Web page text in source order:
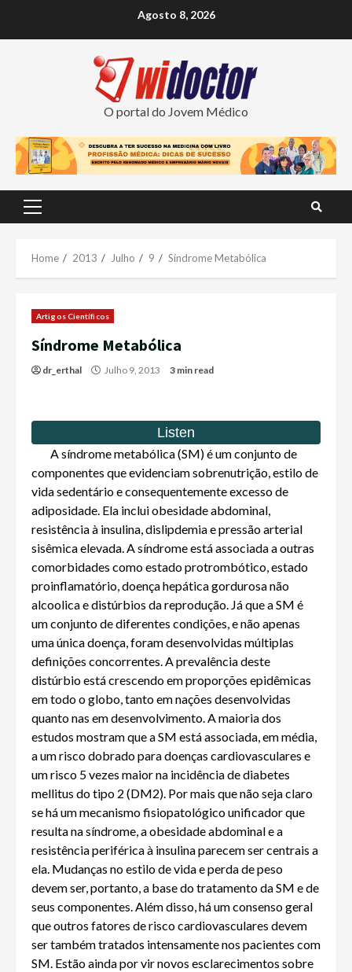
Agosto 8, 2026
O portal do Jovem Médico
Primary
Home 2013 Julho 9 Síndrome Metabólica
Artigos Científicos
Síndrome Metabólica
dr_erthal Julho 9, 2013 3 min read
A síndrome metabólica (SM) é um conjunto de
componentes que evidenciam sobrenutrição, estilo de
vida sedentário e consequentemente excesso de
adiposidade. Ela inclui obesidade abdominal,
resistência à insulina, dislipdemia e pressão arterial
sisêmica elevada. A síndrome está associada a outras
comorbidades como estado protrombótico, estado
proinflamatório, doença hepática gordurosa não
alcoolica e distúrbios da reprodução. Já que a SM é
um conjunto de diferentes condições, e não apenas
uma única doença, foram desenvolvidas múltiplas
definições concorrentes. A prevalência deste
distúrbio está crescendo em proporções epidêmicas
em todo o globo, tanto em nações desenvolvidas
quanto nas em desenvolvimento. A maioria dos
estudos mostram que a SM está associada, em média,
a um risco dobrado para doenças cardiovasculares e
um risco 5 vezes maior na incidência de diabetes
mellitus do tipo 2 (DM2). Por mais que não seja claro
se há um mecanismo fisiopatológico unificador que
resulta na síndrome, a obesidade abdominal e a
resistência periférica à insulina parecem ser centrais a
ela. Mudanças no estilo de vida e perda de peso
devem ser, portanto, a base do tratamento da SM e de
seus componentes. Além disso, há um consenso geral
que outros fatores de risco cardiovasculares devem
ser também tratados intensamente nos pacientes com
SM. Estão ainda por vir novos esclarecimentos sobre